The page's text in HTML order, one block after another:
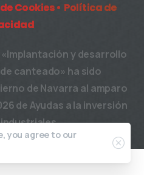
Cookies • Política de
y desarrollo
canteado» ha sido
de Navarra al amparo
de Ayudas a la inversión
you agree to our